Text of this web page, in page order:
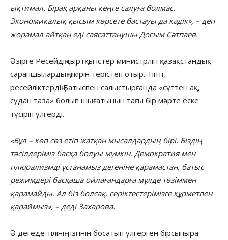
ықтимал. Бірақ арқаны кеңге салуға болмас.
Экономикалық қысым көрсете бастауы да кәдік», – деп
жорамал айтқан еді саясаттанушы Досым Сәтпаев.
Әзірге Ресейдің сыртқы істер министрлігі қазақстандық
сарапшылардың пікірін терістеп отыр. Тіпті,
ресейліктердің Батыспен салыстырғанда «сүттен ақ,
судан таза» болып шығатынын тағы бір мәрте еске
түсіріп үлгерді.
«Бұл – көп сөз етіп жатқан мысалдардың бірі. Біздің
тәсілдеріміз басқа болуы мүмкін. Демократия мен
плюрализмді ұстанамыз дегеніне қарамастан, батыс
режимдері басқаша ойлағандарға мүлде төзіммен
қарамайды. Ал біз болсақ, серіктестерімізге құрметпен
қараймыз», – деді Захарова.
Ә дегеде тілінің тізгінін босатып үлгерген бірсыпыра